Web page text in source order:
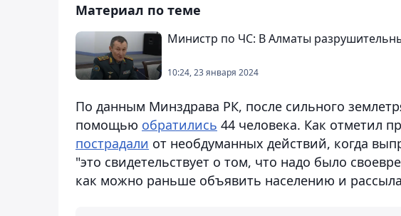
Материал по теме
Министр по ЧС: В Алматы
10:24, 23 января 2024
По данным Минздрава РК, после сильного
помощью обратились 44 человека. Как отметил
пострадали от необдуманных действий, когда
"это свидетельствует о том, что надо было
как можно раньше объявить населению и